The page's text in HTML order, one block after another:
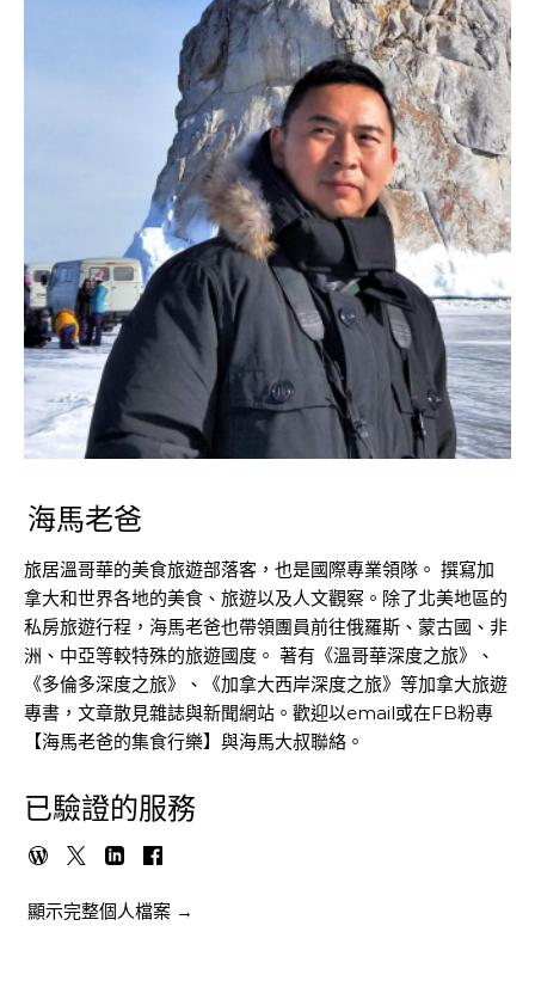
海馬老爸
旅居溫哥華的美食旅遊部落客，也是國際專業領隊。 撰寫加
拿大和世界各地的美食、旅遊以及人文觀察。除了北美地區的
私房旅遊行程，海馬老爸也帶領團員前往俄羅斯、蒙古國、非
洲、中亞等較特殊的旅遊國度。 著有《溫哥華深度之旅》、
《多倫多深度之旅》、《加拿大西岸深度之旅》等加拿大旅遊
專書，文章散見雜誌與新聞網站。歡迎以email或在FB粉專
【海馬老爸的集食行樂】與海馬大叔聯絡。
已驗證的服務
顯示完整個人檔案 →